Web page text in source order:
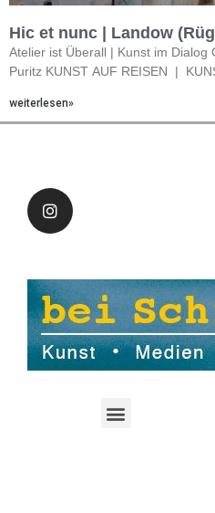
Hic et nunc | Landow
Atelier ist Überall | Kunst im Dialog
Puritz KUNST AUF REISEN |
weiterlesen»